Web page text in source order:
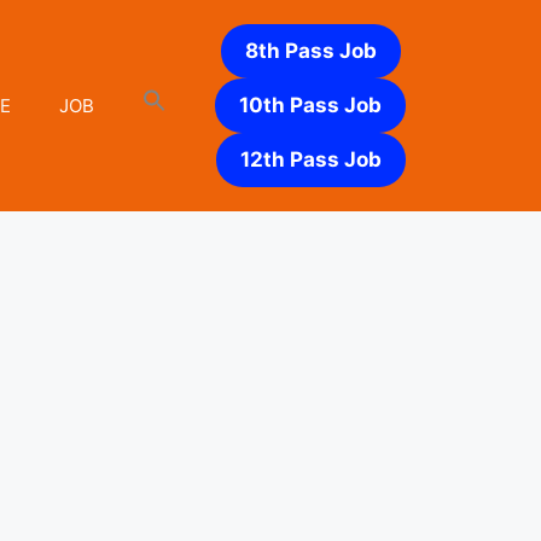
JOB
8th Pass Job
10th Pass Job
12th Pass Job